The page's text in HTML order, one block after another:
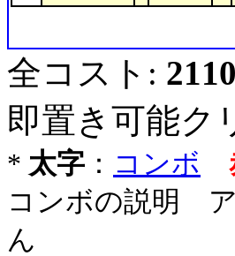
全コスト:
即置き可能ク
* 太字 ： コンボ
コンボの説明
ん